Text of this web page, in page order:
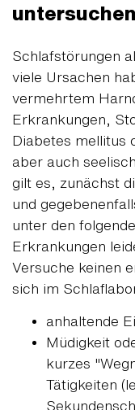
Schlafstörungen
viele Ursachen
vermehrtem
Erkrankungen,
Diabetes mellitus
aber auch
gilt es, zunächst
und
unter den
Erkrankungen
Versuche keinen
sich im
anhaltende
Müdigkeit
kurzes
Tätigkeiten